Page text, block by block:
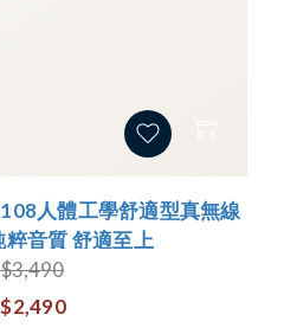
人體工學舒適型真無線
音質 舒適至上